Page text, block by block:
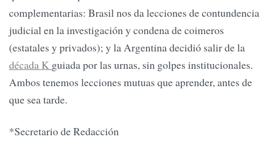
complementarias: Brasil nos da lecciones de contundencia
judicial en la investigación y condena de coimeros
(estatales y privados); y la Argentina decidió salir de la
década K guiada por las urnas, sin golpes institucionales.
Ambos tenemos lecciones mutuas que aprender, antes de
que sea tarde.
*Secretario de Redacción